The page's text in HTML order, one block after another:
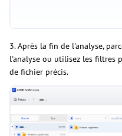
3. Après la fin de l'analyse,
l'analyse ou utilisez les filtres
de fichier précis.